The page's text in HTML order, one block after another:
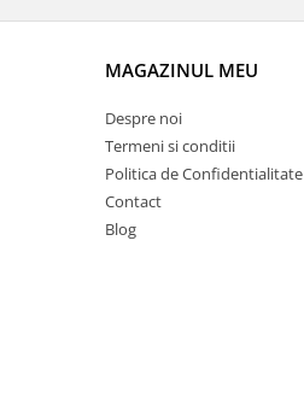
MAGAZINUL MEU
Despre noi
Termeni si conditii
Politica de Confidentialitate
Contact
Blog